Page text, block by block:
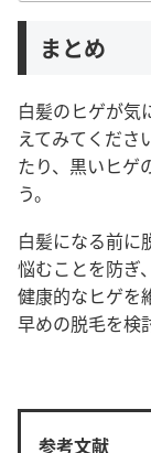
まとめ
白髪のヒゲが気
えてみてくださ
たり、黒いヒゲ
う。
白髪になる前に
悩むことを防ぎ
健康的なヒゲを
早めの脱毛を検
参考文献